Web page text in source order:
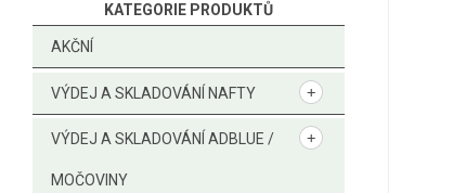
KATEGORIE PRODUKTŮ
AKČNÍ
VÝDEJ A SKLADOVÁNÍ NAFTY
VÝDEJ A SKLADOVÁNÍ ADBLUE /
MOČOVINY